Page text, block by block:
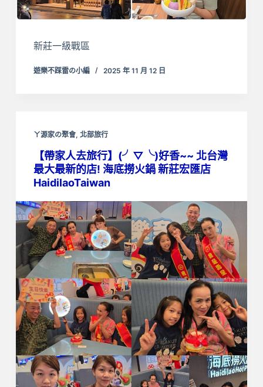
新莊一級戰區
遊樂不踩雷の小編 2025 年 11 月 12 日
ㄚ源家の聚會, 北部旅行
【帶家人去旅行】(╯▽╰)好香~~ 北台灣
最大最新的店! 海底撈火鍋 新莊宏匯店
HaidilaoTaiwan